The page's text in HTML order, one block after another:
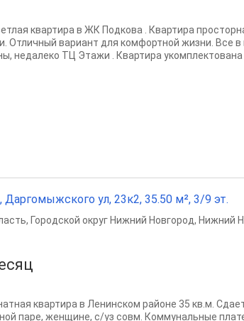
квартира в ЖК Подкова . Квартира
Отличный вариант для комфортной жизни. Все в
недалеко ТЦ Этажи . Квартира укомплектована
Даргомыжского ул, 23к2, 35.50 м², 3/9 эт.
, Городской округ Нижний Новгород, Нижний
квартира в Ленинском районе 35 кв.м.
паре, женщине, с/уз совм. Коммунальные